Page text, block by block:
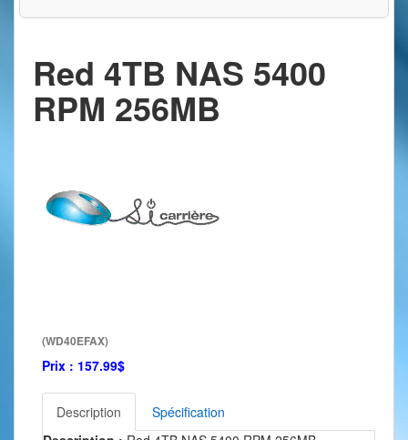
Red 4TB NAS 5400
RPM 256MB
(WD40EFAX)
Prix : 157.99$
Description
Spécification